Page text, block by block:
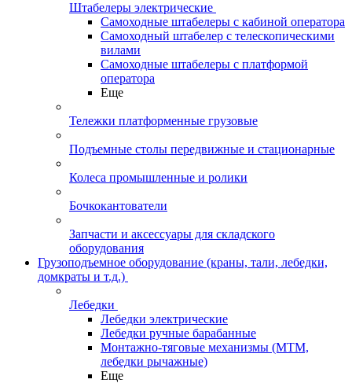
Штабелеры электрические
Самоходные штабелеры с кабиной оператора
Самоходный штабелер с телескопическими
вилами
Самоходные штабелеры с платформой
оператора
Еще
Тележки платформенные грузовые
Подъемные столы передвижные и стационарные
Колеса промышленные и ролики
Бочкокантователи
Запчасти и аксессуары для складского
оборудования
Грузоподъемное оборудование (краны, тали, лебедки,
домкраты и т.д.)
Лебедки
Лебедки электрические
Лебедки ручные барабанные
Монтажно-тяговые механизмы (МТМ,
лебедки рычажные)
Еще